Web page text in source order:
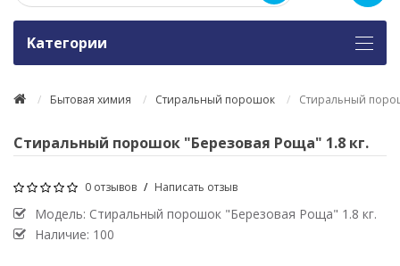
Kатегории
Бытовая химия Стиральный порошок Стиральный
Стиральный порошок "Березовая Роща" 1.8 кг.
0 отзывов / Написать отзыв
Модель: Стиральный порошок "Березовая Роща" 1.8 кг.
Наличие: 100